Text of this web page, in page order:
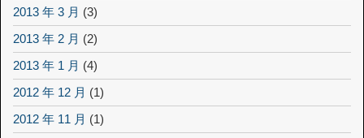
2013 年 3 月 (3)
2013 年 2 月 (2)
2013 年 1 月 (4)
2012 年 12 月 (1)
2012 年 11 月 (1)